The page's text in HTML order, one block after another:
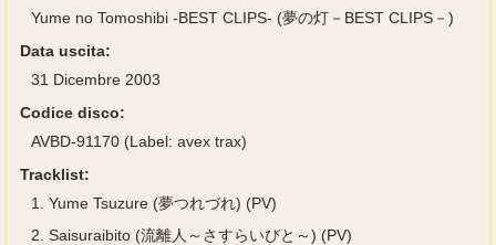
Yume no Tomoshibi -BEST CLIPS- (夢の灯－BEST CLIPS－)
Data uscita:
31 Dicembre 2003
Codice disco:
AVBD-91170 (Label: avex trax)
Tracklist:
1.
Yume Tsuzure (夢つれづれ) (PV)
2. Saisuraibito (流離人～さすらいびと～) (PV)